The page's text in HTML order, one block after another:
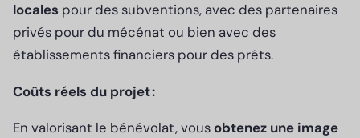
locales pour des subventions, avec des partenaires
privés pour du mécénat ou bien avec des
établissements financiers pour des prêts.
Coûts réels du projet :
En valorisant le bénévolat, vous obtenez une image